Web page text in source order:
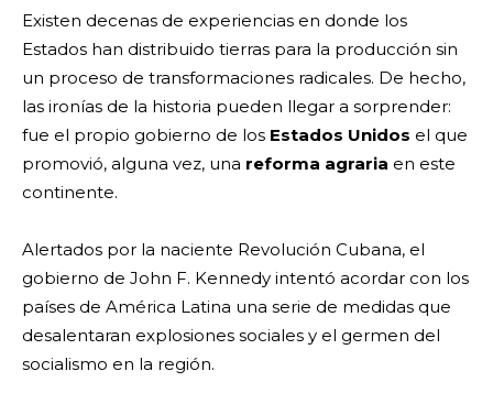
Existen decenas de experiencias en donde los
Estados han distribuido tierras para la producción sin
un proceso de transformaciones radicales. De hecho,
las ironías de la historia pueden llegar a sorprender:
fue el propio gobierno de los Estados Unidos el que
promovió, alguna vez, una reforma agraria en este
continente.
Alertados por la naciente Revolución Cubana, el
gobierno de John F. Kennedy intentó acordar con los
países de América Latina una serie de medidas que
desalentaran explosiones sociales y el germen del
socialismo en la región.